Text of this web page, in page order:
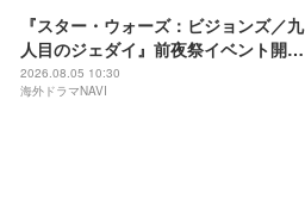
『スター・ウォーズ：ビジョンズ／九
人目のジェダイ』前夜祭イベント開
催！神山総監督や川村壱馬らが愛を語
る
2026.08.05 10:30
海外ドラマNAVI